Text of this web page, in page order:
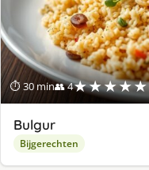
⏱ 30 min👥 4★★★★★
Bulgur
Bijgerechten